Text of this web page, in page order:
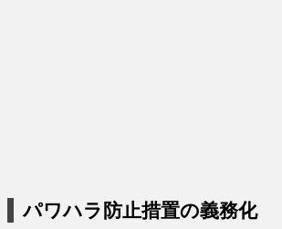
パワハラ防止措置の義務化